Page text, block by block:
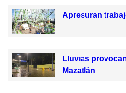
Apresuran
Lluvias
Mazatlán